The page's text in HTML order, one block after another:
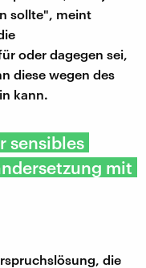
sollte", meint
oder dagegen sei,
diese wegen des
kann.
sensibles
mit
die